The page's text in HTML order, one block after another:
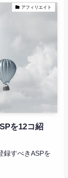
アフィリエイト
を12コ紹
録すべきASPを